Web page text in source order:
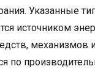
Указанные
источником
механизмов
по